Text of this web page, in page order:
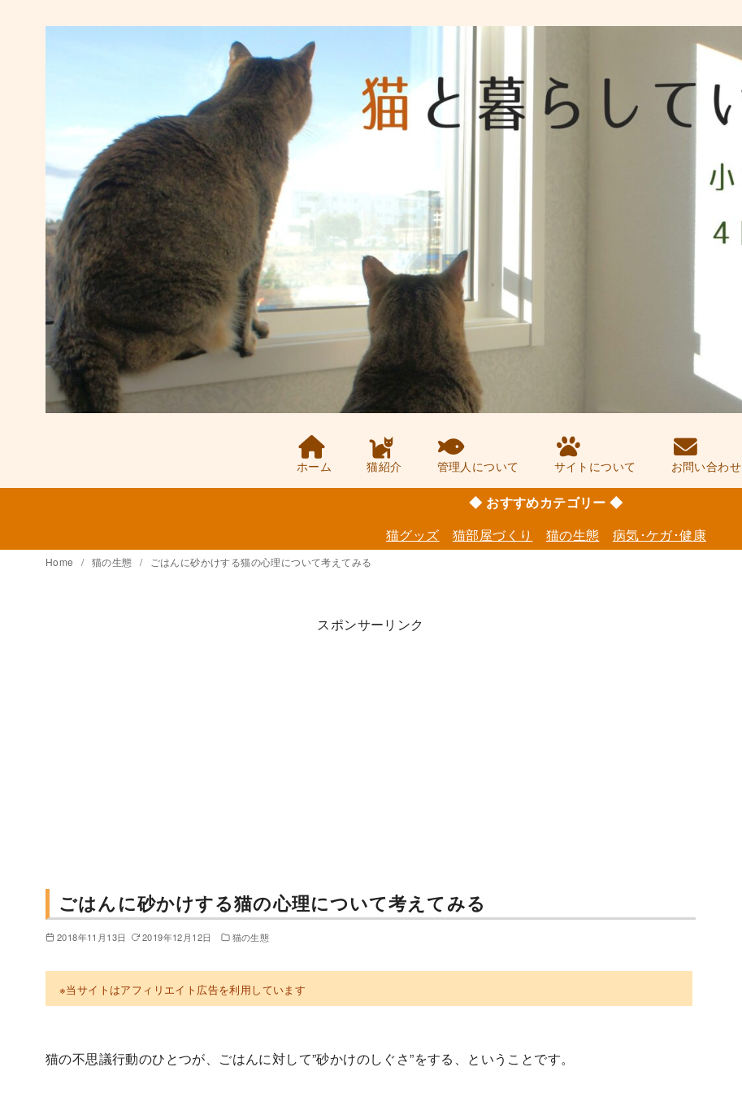
ホーム 猫紹介 管理人について サイトについて お問い合わせ
◆ おすすめカテゴリー ◆
猫グッズ
猫部屋づくり 猫の生態 病気･ケガ･健康
Home 猫の生態 ごはんに砂かけする猫の心理について考えてみる
スポンサーリンク
ごはんに砂かけする猫の心理について考えてみる
2018年11月13日 2019年12月12日 猫の生態
※当サイトはアフィリエイト広告を利用しています
猫の不思議行動のひとつが、ごはんに対して”砂かけのしぐさ”をする、ということです。